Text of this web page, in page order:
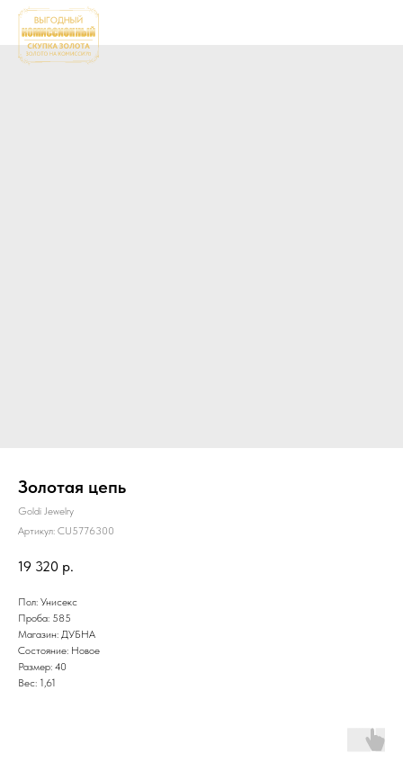
Золотая цепь
Goldi Jewelry
Артикул: CU5776300
19 320 р.
Пол: Унисекс
Проба: 585
Магазин: ДУБНА
Состояние: Новое
Размер: 40
Вес: 1,61